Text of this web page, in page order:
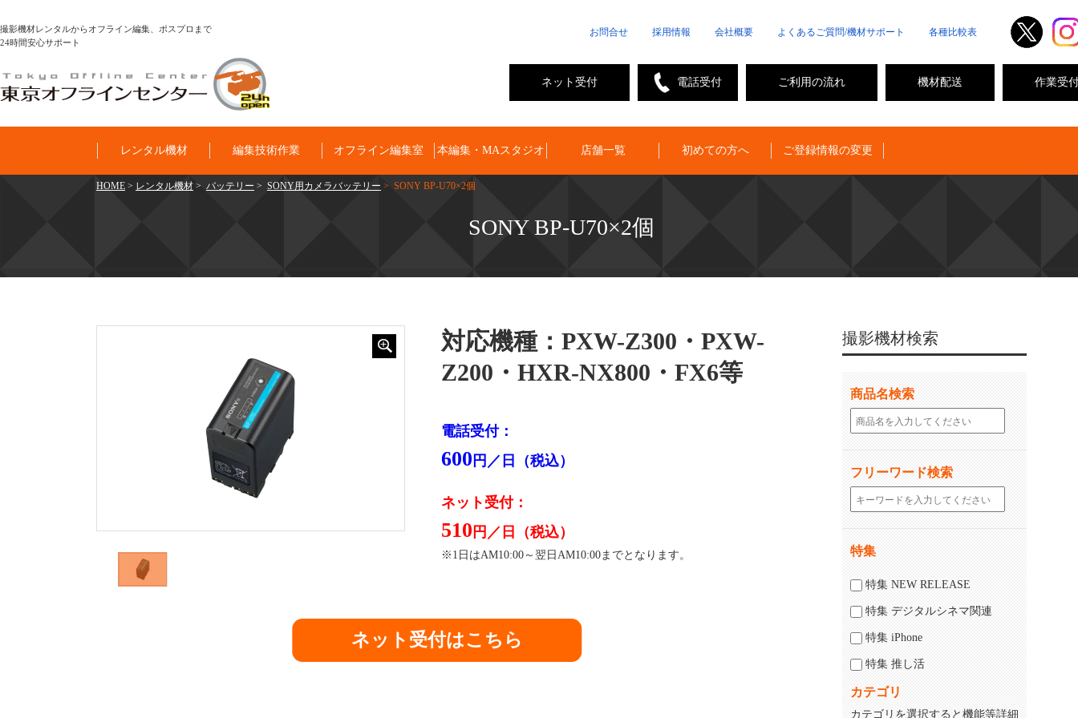
撮影機材レンタルからオフライン編集、ポスプロまで
24時間安心サポート
お問合せ 採用情報 会社概要 よくあるご質問/機材サポート 各種比較表
作業受
機材配送
ご利用の流れ
電話受付
ネット受付
レンタル機材 編集技術作業 オフライン編集室 本編集・MAスタジオ 店舗一覧 初めての方へ ご登録情報の変更
HOME > レンタル機材 > バッテリー > SONY用カメラバッテリー > SONY BP-U70×2個
SONY BP-U70×2個
対応機種：PXW-Z300・PXW-
Z200・HXR-NX800・FX6等
電話受付：
600 円／日（税込）
ネット受付：
510 円／日（税込）
※1日はAM10:00～翌日AM10:00までとなります。
ネット受付はこちら
撮影機材検索
商品名検索
フリーワード検索
特集
特集 NEW RELEASE
特集 デジタルシネマ関連
特集 iPhone
特集 推し活
カテゴリ
カテゴリを選択すると機能等詳細